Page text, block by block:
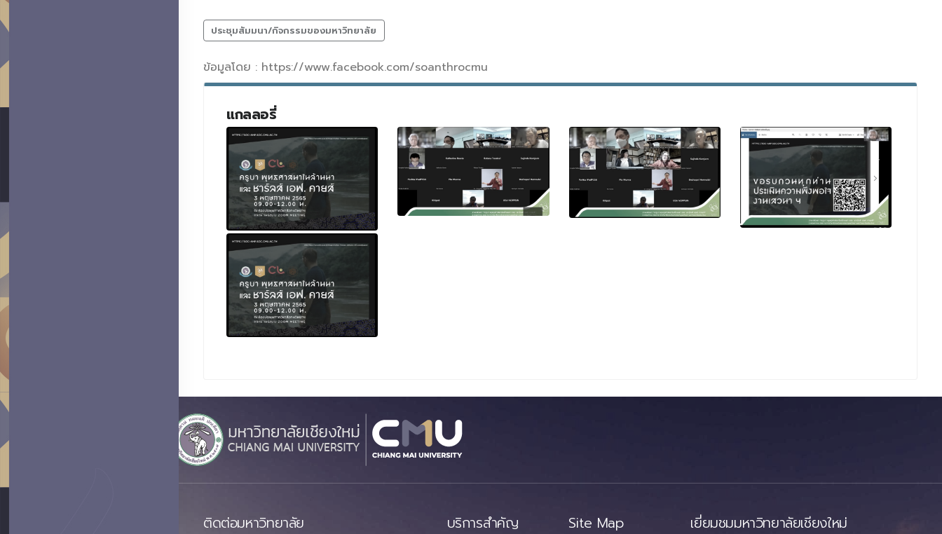
ประชุมสัมมนา/กิจกรรมของมหาวิทยาลัย
ข้อมูลโดย : https://www.facebook.com/soanthrocmu
แกลลอรี่
ติดต่อมหาวิทยาลัย บริการสำคัญ Site Map เยี่ยมชมมหาวิทยาลัยเชียงใหม่